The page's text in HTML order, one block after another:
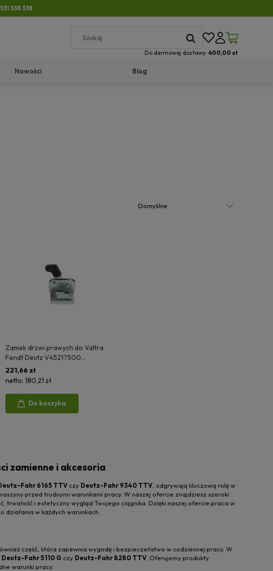
531 338 338
Do darmowej dostawy: 400,00 zł
Nowości Blog
Zamek drzwi prawych do Valtra
Fendt Deutz V45217500
E281505210017 06177EC
221,66 zł
netto: 180,21 zł
Do koszyka
zamienne i akcesoria
Fahr 6165 TTV czy Deutz-Fahr 9340 TTV, odgrywają kluczową rolę w
przed trudnymi warunkami pracy. W naszej ofercie znajdziesz szeroki
trwałość i estetyczny wygląd Twojego ciągnika. Dzięki naszej ofercie praca w
w każdych warunkach.
część, która zapewnia wygodę i bezpieczeństwo w codziennej pracy. W
Deutz-Fahr 5110 G czy Deutz-Fahr 8280 TTV . Oferujemy produkty
warunki pracy.